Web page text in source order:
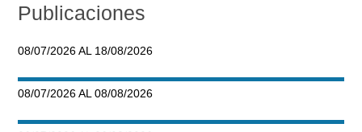
Publicaciones
08/07/2026 AL 18/08/2026
08/07/2026 AL 08/08/2026